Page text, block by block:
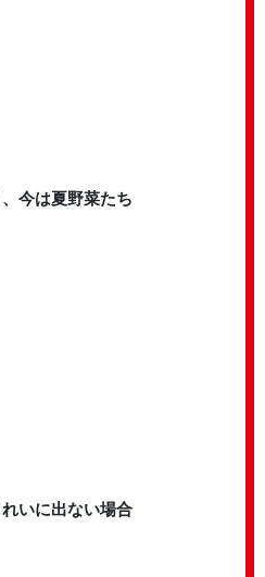
今は夏野菜たち
いに出ない場合